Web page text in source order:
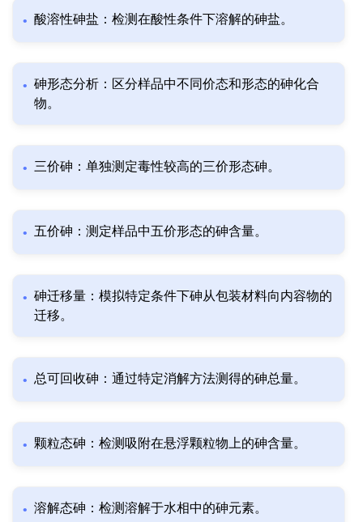
酸溶性砷盐：检测在酸性条件下溶解的砷盐。
砷形态分析：区分样品中不同价态和形态的砷化合
物。
三价砷：单独测定毒性较高的三价形态砷。
五价砷：测定样品中五价形态的砷含量。
砷迁移量：模拟特定条件下砷从包装材料向内容物的
迁移。
总可回收砷：通过特定消解方法测得的砷总量。
颗粒态砷：检测吸附在悬浮颗粒物上的砷含量。
溶解态砷：检测溶解于水相中的砷元素。